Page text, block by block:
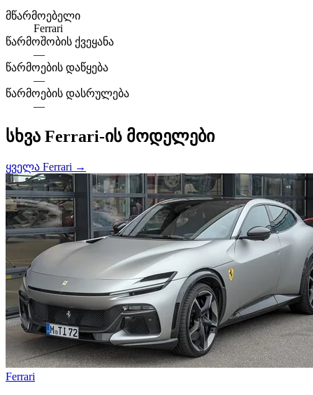
მწარმოებელი
Ferrari
წარმოშობის ქვეყანა
—
წარმოების დაწყება
—
წარმოების დასრულება
—
სხვა Ferrari-ის მოდელები
ყველა Ferrari →
Ferrari